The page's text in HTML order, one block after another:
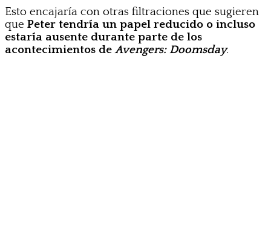
Esto encajaría con otras filtraciones que sugieren
que Peter tendría un papel reducido o incluso
estaría ausente durante parte de los
acontecimientos deAvengers: Doomsday.